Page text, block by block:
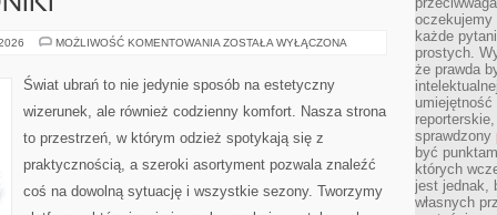
MOŻLIWOŚĆ KOMENTOWANIA MODOWE
ZOSTAŁA WYŁĄCZONA
Świat ubrań to nie jedynie sposób na estetyczny
wizerunek, ale również codzienny komfort. Nasza strona
to przestrzeń, w którym odzież spotykają się z
praktycznością, a szeroki asortyment pozwala znaleźć
coś na dowolną sytuację i wszystkie sezony. Tworzymy
oczekujemy
każde
prostych.
że prawda
umiejętność
sprawdzony
być
których
jest jednak,
własnych